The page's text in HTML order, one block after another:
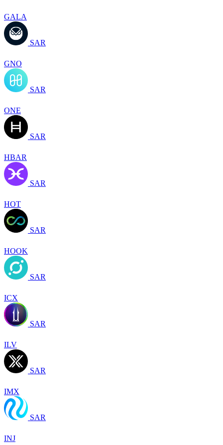
GALA
SAR
GNO
SAR
ONE
SAR
HBAR
SAR
HOT
SAR
HOOK
SAR
ICX
SAR
ILV
SAR
IMX
SAR
INJ